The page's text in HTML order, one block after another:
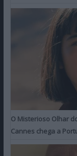
O Misterioso Olhar
Cannes chega a